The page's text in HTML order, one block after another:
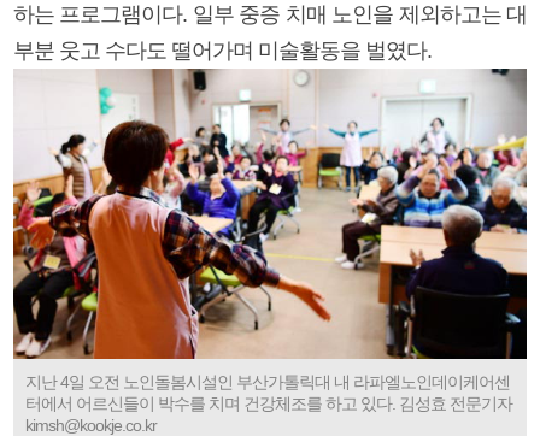
하는 프로그램이다. 일부 중증 치매 노인을 제외하고는 대
부분 웃고 수다도 떨어가며 미술활동을 벌였다.
지난 4일 오전 노인돌봄시설인 부산가톨릭대 내 라파엘노인데이케어센
터에서 어르신들이 박수를 치며 건강체조를 하고 있다. 김성효 전문기자
kimsh@kookje.co.kr